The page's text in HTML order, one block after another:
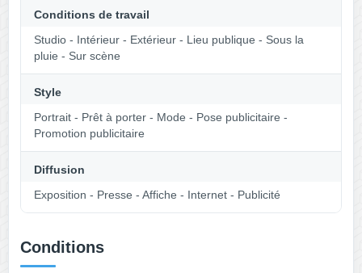
Conditions de travail
Studio - Intérieur - Extérieur - Lieu publique - Sous la
pluie - Sur scène
Style
Portrait - Prêt à porter - Mode - Pose publicitaire -
Promotion publicitaire
Diffusion
Exposition - Presse - Affiche - Internet - Publicité
Conditions